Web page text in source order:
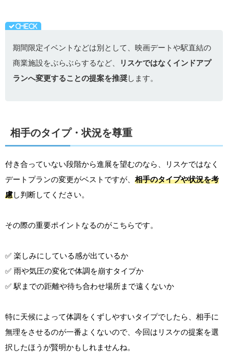
期間限定イベントなどは別として、映画デートや駅直結の
商業施設をぶらぶらするなど、
リスケではなくインドアプ
ランへ変更することの提案を推奨します。
相手のタイプ・状況を尊重
付き合っていない段階から進展を望むのなら、リスケではなく
デートプランの変更がベストですが、 相手のタイプや状況を考
慮し判断してください。
その際の重要ポイントなるのがこちらです。
✅ 楽しみにしている感が出ているか
✅ 雨や気圧の変化で体調を崩すタイプか
✅ 駅までの距離や待ち合わせ場所まで遠くないか
特に天候によって体調をくずしやすいタイプでしたら、相手に
無理をさせるのが一番よくないので、今回はリスケの提案を選
択したほうが賢明かもしれませんね。